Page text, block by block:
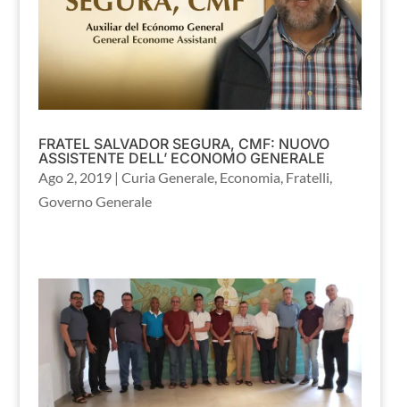
FRATEL SALVADOR SEGURA, CMF: NUOVO
ASSISTENTE DELL’ ECONOMO GENERALE
Ago 2, 2019| Curia Generale, Economia, Fratelli,
Governo Generale